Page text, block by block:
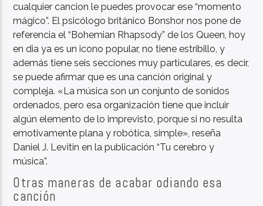
cualquier cancion le puedes provocar ese “momento
mágico”. El psicólogo británico Bonshor nos pone de
referencia el “Bohemian Rhapsody” de los Queen, hoy
en dia ya es un icono popular, no tiene estribillo, y
además tiene seis secciones muy particulares, es decir,
se puede afirmar que es una canción original y
compleja. «La música son un conjunto de sonidos
ordenados, pero esa organización tiene que incluir
algún elemento de lo imprevisto, porque si no resulta
emotivamente plana y robótica, simple», reseña
Daniel J. Levitin en la publicación “Tu cerebro y
música”.
Otras maneras de acabar odiando esa
canción